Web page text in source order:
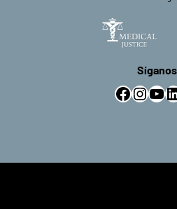
Síganos
Facebook InstagramYouTube LinkedIn